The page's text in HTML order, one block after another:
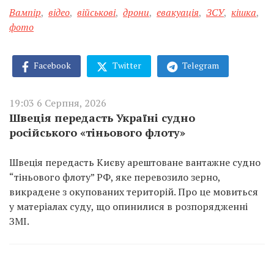
Вампір, відео, військові, дрони, евакуація, ЗСУ, кішка,
фото
Facebook Twitter Telegram
19:03 6 Серпня, 2026
Швеція передасть Україні судно
російського «тіньового флоту»
Швеція передасть Києву арештоване вантажне судно
“тіньового флоту” РФ, яке перевозило зерно,
викрадене з окупованих територій. Про це мовиться
у матеріалах суду, що опинилися в розпорядженні
ЗМІ.